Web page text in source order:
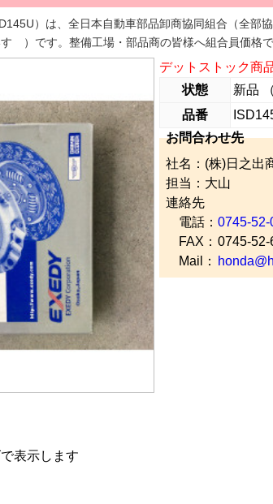
）は、全日本自動車部品卸商協同組合（全部
ゞ）です。整備工場・部品商の皆様へ組合員価格
表示します
デットストック商
状態
新品
品番
お問合わせ先
社名：(株)日之出
担当：大山
連絡先
電話： 0745-52-
FAX： 0745-52-
Mail：